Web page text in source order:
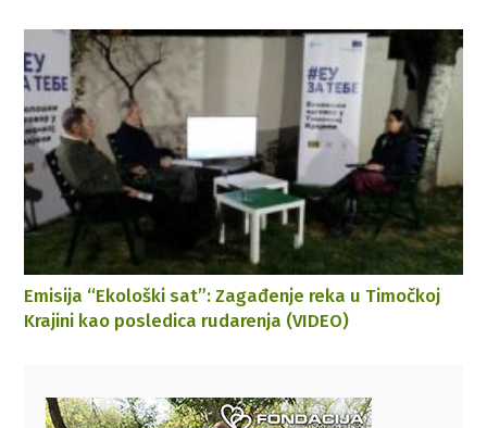
Emisija “Ekološki sat”: Zagađenje reka u Timočkoj
Krajini kao posledica rudarenja (VIDEO)